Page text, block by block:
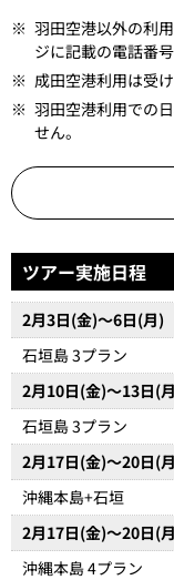
※ 羽田空港以外の利
ジに記載の電話番
※ 成田空港利用は受
※ 羽田空港利用での
せん。
ツアー実施日程
2月3日(金)～6日(月)
石垣島 3プラン
2月10日(金)～13日(
石垣島 3プラン
2月17日(金)～20日(
沖縄本島+石垣
2月17日(金)～20日(
沖縄本島 4プラン